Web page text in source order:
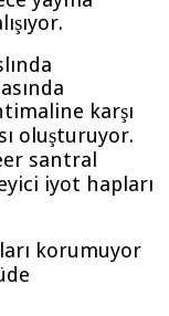
karşı
oluşturuyor.
santral
iyot hapları
korumuyor